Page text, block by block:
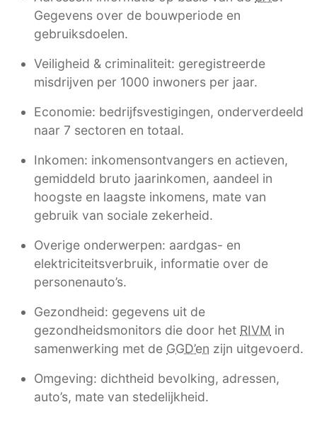
Gegevens over de bouwperiode en
gebruiksdoelen.
Veiligheid & criminaliteit: geregistreerde
misdrijven per 1000 inwoners per jaar.
Economie: bedrijfsvestigingen, onderverdeeld
naar 7 sectoren en totaal.
Inkomen: inkomensontvangers en actieven,
gemiddeld bruto jaarinkomen, aandeel in
hoogste en laagste inkomens, mate van
gebruik van sociale zekerheid.
Overige onderwerpen: aardgas- en
elektriciteitsverbruik, informatie over de
personenauto’s.
Gezondheid: gegevens uit de
gezondheidsmonitors die door het RIVM in
samenwerking met de GGD’en zijn uitgevoerd.
Omgeving: dichtheid bevolking, adressen,
auto’s, mate van stedelijkheid.